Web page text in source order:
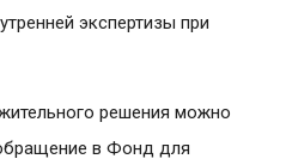
экспертизы при
решения можно
в Фонд для